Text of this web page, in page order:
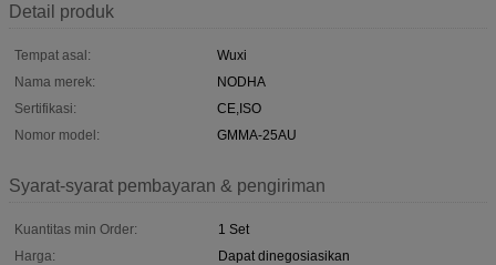
Detail produk
Tempat asal:
Wuxi
Nama merek:
NODHA
Sertifikasi:
CE,ISO
Nomor model:
GMMA-25AU
Syarat-syarat pembayaran & pengiriman
Kuantitas min Order:
1 Set
Harga:
Dapat dinegosiasikan